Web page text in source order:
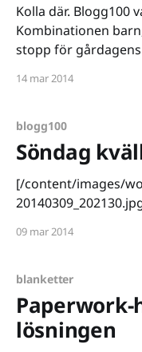
Kolla där. Blogg100
Kombinationen
stopp för
14 mar 2014
blogg100
Söndag
[/content/images/
09 mar 2014
blanketter
Paperwork-
lösningen